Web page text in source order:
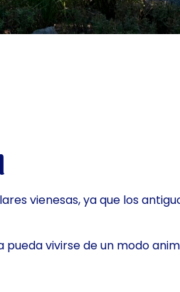
vienesas, ya que los
vivirse de un modo